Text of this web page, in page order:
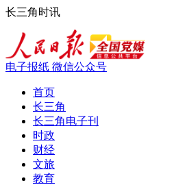
长三角时讯
电子报纸 微信公众号
首页
长三角
长三角电子刊
时政
财经
文旅
教育